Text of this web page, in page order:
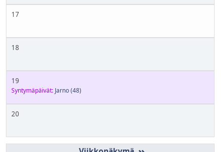
17
18
19
Syntymäpäivät: Jarno(48)
20